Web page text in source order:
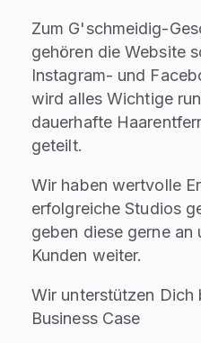
Zum G'schmeidig-
gehören die Website
Instagram- und
wird alles Wichtige
dauerhafte
geteilt.
Wir haben wertvolle
erfolgreiche Studios
geben diese gerne an
Kunden weiter.
Wir unterstützen Dich
Business Case